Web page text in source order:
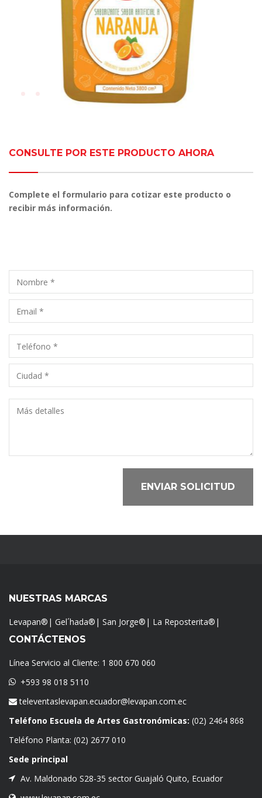
CONSULTE POR ESTE PRODUCTO AHORA
Complete el formulario para cotizar este producto o
recibir más información.
ENVIAR SOLICITUD
NUESTRAS MARCAS
Levapan® | Gel´hada® | San Jorge® | La Reposterita® |
CONTÁCTENOS
Línea Servicio al Cliente: 1 800 670 060
+593 98 018 5110
televentaslevapan.ecuador@levapan.com.ec
Teléfono Escuela de Artes Gastronómicas: (02) 2464 868
Teléfono Planta: (02) 2677 010
Sede principal
Av. Maldonado S28-35 sector Guajaló Quito, Ecuador